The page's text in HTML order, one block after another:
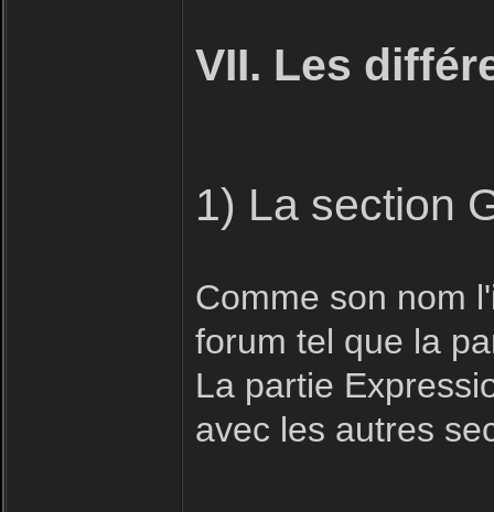
VII. Les
1) La section
Comme son nom
forum tel que la
La partie
avec les autres